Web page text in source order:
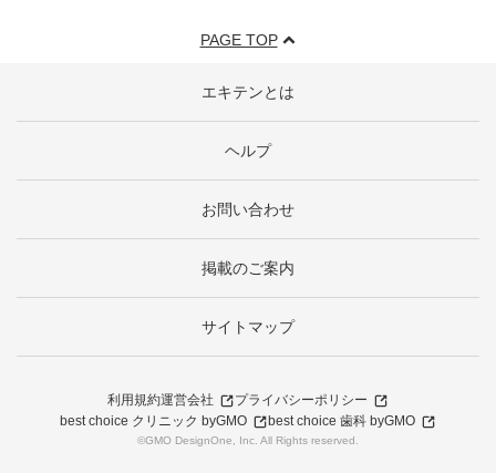
PAGE TOP
エキテンとは
ヘルプ
お問い合わせ
掲載のご案内
サイトマップ
利用規約運営会社
プライバシーポリシー
best choice クリニック byGMO
best choice 歯科 byGMO
©GMO DesignOne, Inc. All Rights reserved.